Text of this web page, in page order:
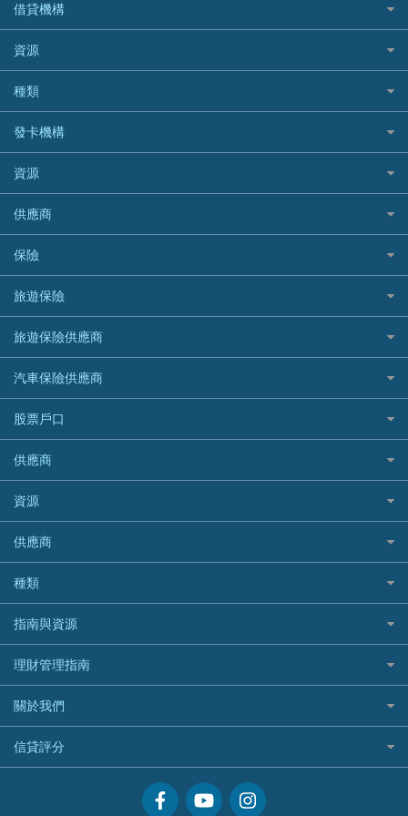
私人貸款比較
稅季/稅務貸款
網上貸款
結餘轉戶(清卡數貸款)
銀行貸款
財務公司貸款
免入息貸款
免TU貸款
急借錢
緊急貸款比較
最佳小額貸款比較
易批必批貸款
24小時貸款
最佳循環貸款
借貸機構
BEA 東亞銀行
BOC 中國銀行
Cashing Pro 優尚信貸
CCB(Asia) 中國建設銀行 (亞洲)
Citibank 花旗銀行
CNCBI 信銀國際
CreFIT 維信
DBS 星展銀行
DSB 大新銀行
HSBC 滙豐銀行貸款
K Cash 貸款
Mox 銀行
National Resources 中潤物業按揭
OCBC 華僑銀行
PrimeCredit 安信信貸
Promise 邦民日本財務
Rabbit Credit月兔信貸
Standard Chartered 渣打銀行
UA 亞洲聯合財務
WeLab Bank
WeLend 貸款
資源
如何申請個人貸款
如何管理個人貸款
個人貸款有用資訊
清卡數貸款教學
循環貸款教學
個人化貸款產品推介 🔥全新
債務重組一覽
供樓利息扣稅
最佳貸款app
種類
網購優惠
精選外幣網購信用卡
尊尚信用卡
公司信用卡
電子錢包信用卡
日本遊信用卡攻略
韓國遊信用卡攻略
台灣遊信用卡攻略
機場貴賓室信用卡
銀聯信用卡
高獎賞信用卡推薦
酒店信用卡
發卡機構
Citibank花旗銀行
AE美國運通
DBS星展銀行
HSBC滙豐銀行
Mox
信銀國際
大新銀行
恒生銀行
Standard Chartered渣打銀行
東亞銀行
SIM
Airwallex信用卡
資源
Black Friday優惠
淘寶付款方式
一田購物優惠日
SOGO感謝祭
HKTVmall優惠碼
交稅優惠
酒店優惠碼
機票優惠碼
供應商
八達通自動增值信用卡
保險
旅遊保險
汽車保險
家居保險
家傭保險
寵物保險
定期人壽保險
危疾保險
年金資訊
樓宇火險
旅遊保險
日本旅遊保險及資訊
泰國旅遊保險及資訊
台灣旅遊保險及資訊
韓國旅遊保險及資訊
歐洲旅遊保險及資訊
越南旅遊保險及資訊
澳洲旅遊保險及資訊
長者嘆世界
家庭親子遊
自駕遊比較
相機有得保
專為孕婦設計的最佳旅遊保險
最佳滑雪旅遊保險
最適合BB的旅遊保險
旅遊保險供應商
AXA 安盛
AIG 美亞
Allianz 安聯
Allied World 世聯
Avo
中國銀行
Bolttech 保特
Blue Cross 藍十字
中國平安
HSBC滙豐銀行
MSIG 三井住友
Prudential 保誠
QBE 昆士蘭
Starr
汽車保險供應商
大新汽車保險
中銀汽車保險
Allianz安聯汽車保險
bolttech保障汽車保險
Zurich蘇黎世汽車保險
QBE昆士蘭汽車保險
平安汽車保險
股票戶口
富途證券
IB盈透證券
老虎證券
uSMART 盈立證券
華盛証券
長橋證券
WeBull微牛證券
漲樂全球通｜華泰國際
OSL
供應商
富途牛牛好唔好？
Webull微牛證券好唔好？
Longbridge長橋證券好唔好？
老虎證券好唔好？
華盛証券好唔好？
漲樂全球通好唔好？
IB盈透證券好唔好？
盈立證券 uSMART 好唔好？
Stashaway好唔好？
資源
股票戶口開戶
證券行邊間好？
港股5隻高息ETF精選
什麼是ETF？
香港30大高息股排行
黃金ETF懶人包
最值得注意的比特幣ETF
選股策略：五步調查攻略
供應商
銀行戶口比較
尊尚銀行戶口
Citi Plus
中信銀行inMotion
Airwallex銀行
種類
定期存款
港元定存
人民幣定存
美元定存
英鎊定存
澳元定存
指南與資源
理財資訊
識慳識賺
債務管理
投資理財
置業安居
理財管理指南
常用相關詞彙
MoneyHero電子報
所有合作銀行或機構
關於我們
服務承諾
網上支援
信貸評分